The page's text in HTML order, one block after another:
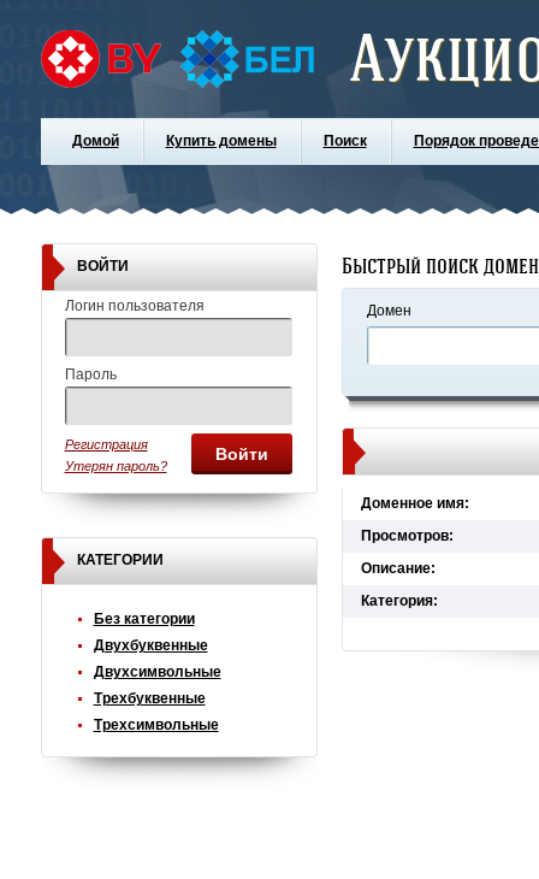
Домой Купить домены Поиск Порядок
ВОЙТИ
Логин пользователя
Пароль
Войти
Регистрация
Утерян пароль?
КАТЕГОРИИ
Без категории
Двухбуквенные
Двухсимвольные
Трехбуквенные
Трехсимвольные
Быстрый поиск
Домен
Доменное имя:
Просмотров:
Описание:
Категория: